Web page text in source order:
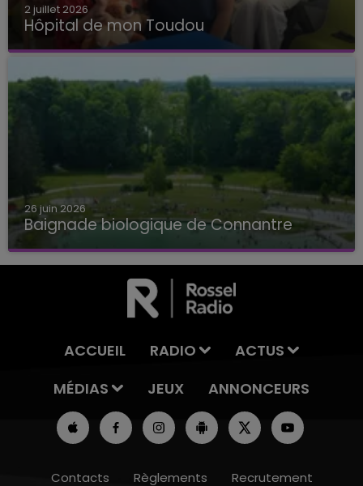
2 juillet 2026
Hôpital de mon Toudou
Hôpital de mon Toudou
26 juin 2026
Baignade biologique de Connantre
Baignade biologique de Connantre
ACCUEIL RADIO
ACTUS
MÉDIAS
JEUX ANNONCEURS
Contacts Règlements Recrutement